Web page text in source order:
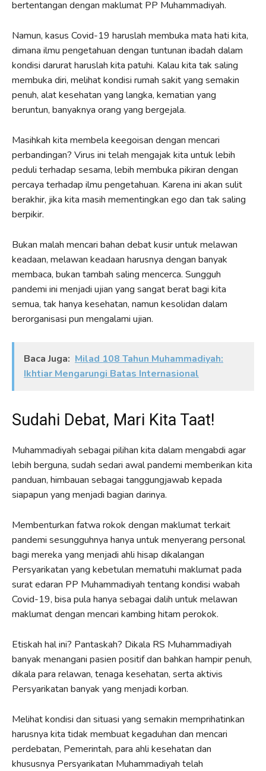
bertentangan dengan maklumat PP Muhammadiyah.
Namun, kasus Covid-19 haruslah membuka mata hati kita,
dimana ilmu pengetahuan dengan tuntunan ibadah dalam
kondisi darurat haruslah kita patuhi. Kalau kita tak saling
membuka diri, melihat kondisi rumah sakit yang semakin
penuh, alat kesehatan yang langka, kematian yang
beruntun, banyaknya orang yang bergejala.
Masihkah kita membela keegoisan dengan mencari
perbandingan? Virus ini telah mengajak kita untuk lebih
peduli terhadap sesama, lebih membuka pikiran dengan
percaya terhadap ilmu pengetahuan. Karena ini akan sulit
berakhir, jika kita masih mementingkan ego dan tak saling
berpikir.
Bukan malah mencari bahan debat kusir untuk melawan
keadaan, melawan keadaan harusnya dengan banyak
membaca, bukan tambah saling mencerca. Sungguh
pandemi ini menjadi ujian yang sangat berat bagi kita
semua, tak hanya kesehatan, namun kesolidan dalam
berorganisasi pun mengalami ujian.
Baca Juga: Milad 108 Tahun Muhammadiyah:
Ikhtiar Mengarungi Batas Internasional
Sudahi Debat, Mari Kita Taat!
Muhammadiyah sebagai pilihan kita dalam mengabdi agar
lebih berguna, sudah sedari awal pandemi memberikan kita
panduan, himbauan sebagai tanggungjawab kepada
siapapun yang menjadi bagian darinya.
Membenturkan fatwa rokok dengan maklumat terkait
pandemi sesungguhnya hanya untuk menyerang personal
bagi mereka yang menjadi ahli hisap dikalangan
Persyarikatan yang kebetulan mematuhi maklumat pada
surat edaran PP Muhammadiyah tentang kondisi wabah
Covid-19, bisa pula hanya sebagai dalih untuk melawan
maklumat dengan mencari kambing hitam perokok.
Etiskah hal ini? Pantaskah? Dikala RS Muhammadiyah
banyak menangani pasien positif dan bahkan hampir penuh,
dikala para relawan, tenaga kesehatan, serta aktivis
Persyarikatan banyak yang menjadi korban.
Melihat kondisi dan situasi yang semakin memprihatinkan
harusnya kita tidak membuat kegaduhan dan mencari
perdebatan, Pemerintah, para ahli kesehatan dan
khususnya Persyarikatan Muhammadiyah telah